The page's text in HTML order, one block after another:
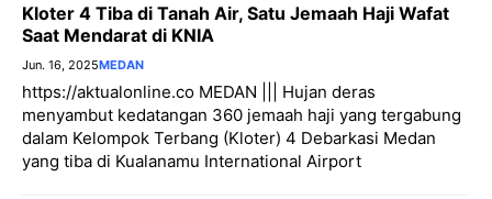
Kloter 4 Tiba di Tanah Air, Satu Jemaah Haji Wafat
Saat Mendarat di KNIA
Jun. 16, 2025MEDAN
https://aktualonline.co MEDAN ||| Hujan deras
menyambut kedatangan 360 jemaah haji yang tergabung
dalam Kelompok Terbang (Kloter) 4 Debarkasi Medan
yang tiba di Kualanamu International Airport